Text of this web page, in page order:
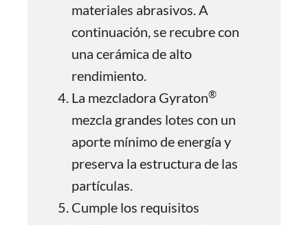
materiales abrasivos. A
continuación, se recubre con
una cerámica de alto
rendimiento.
La mezcladora Gyraton®
mezcla grandes lotes con un
aporte mínimo de energía y
preserva la estructura de las
partículas.
Cumple los requisitos